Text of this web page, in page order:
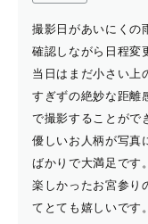
【 自己紹介 】
個性爆発の保育園
元：看護師（新生
棟での経験あり）
っています）
撮影日があいにくの
確認しながら日程変
当日はまだ小さい上
すぎずの絶妙な距離
で撮影することがで
優しいお人柄が写真
ばかりで大満足です。
楽しかったお宮参り
てとても嬉しいです。